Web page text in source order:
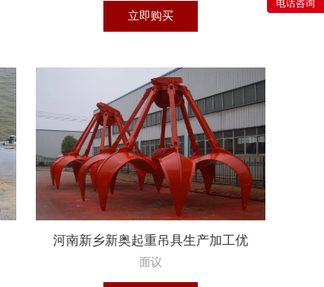
立即购买
河南新乡新奥起重吊具生产加工优
质抓斗
面议
电话咨询